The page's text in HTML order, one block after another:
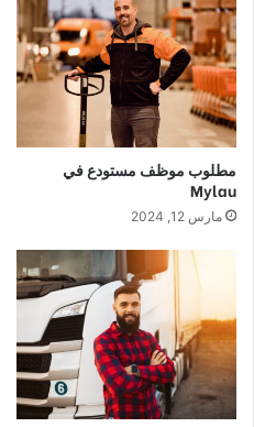
مطلوب موظف مستودع في
Mylau
مارس 12, 2024